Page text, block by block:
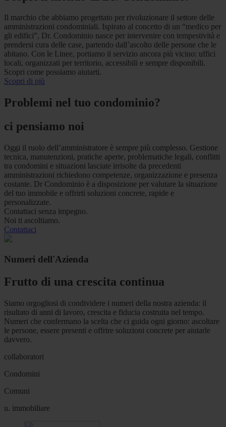
Il marchio che abbiamo progettato per rivoluzionare il settore delle
amministrazioni condominiali. Ispirato al concetto di un “medico per
gli edifici”, Dr. Condominio nasce per intervenire con tempestività e
prendersi cura delle case, partendo dall’ascolto delle persone che le
abitano. Con le Linee, portiamo il servizio ancora più vicino: uffici
locali, organizzati per territorio, accessibili e sempre disponibili.
Scopri come possiamo aiutarti.
Scopri di più
Problemi nel tuo condominio?
ci pensiamo noi
Oggi il ruolo dell’amministratore è sempre più complesso. Gestione
tecnica, manutenzioni, pratiche aperte, problematiche legali, conflitti
tra condomini e situazioni lasciate irrisolte da precedenti
amministrazioni richiedono competenze, organizzazione e presenza
costante. Dr Condominio è a disposizione per valutare la situazione
del tuo immobile e offrirti soluzioni concrete, rapide e
personalizzate.
Contattaci senza impegno.
Noi ti ascoltiamo.
Contattaci
Numeri dell'Azienda
Frutto di una crescita continua
Siamo orgogliosi di condividere i numeri della nostra azienda: il
risultato di anni di lavoro, crescita e fiducia costruita nel tempo.
Numeri che confermano la scelta che ci guida ogni giorno: ascoltare
le persone, essere presenti e offrire soluzioni concrete per aiutarle
davvero.
collaboratori
Condomini
Comuni
u. immobiliare